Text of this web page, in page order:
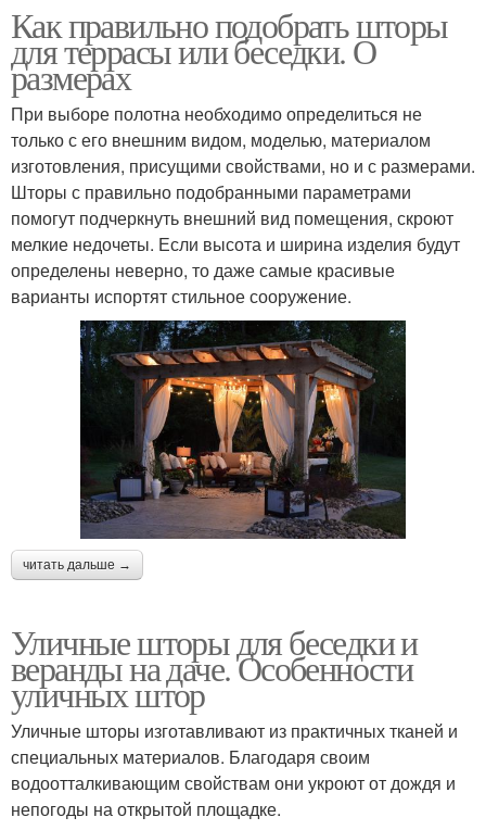
Как правильно подобрать шторы
для террасы или беседки. О
размерах
При выборе полотна необходимо определиться не
только с его внешним видом, моделью, материалом
изготовления, присущими свойствами, но и с размерами.
Шторы с правильно подобранными параметрами
помогут подчеркнуть внешний вид помещения, скроют
мелкие недочеты. Если высота и ширина изделия будут
определены неверно, то даже самые красивые
варианты испортят стильное сооружение.
читать дальше →
Уличные шторы для беседки и
веранды на даче. Особенности
уличных штор
Уличные шторы изготавливают из практичных тканей и
специальных материалов. Благодаря своим
водоотталкивающим свойствам они укроют от дождя и
непогоды на открытой площадке.